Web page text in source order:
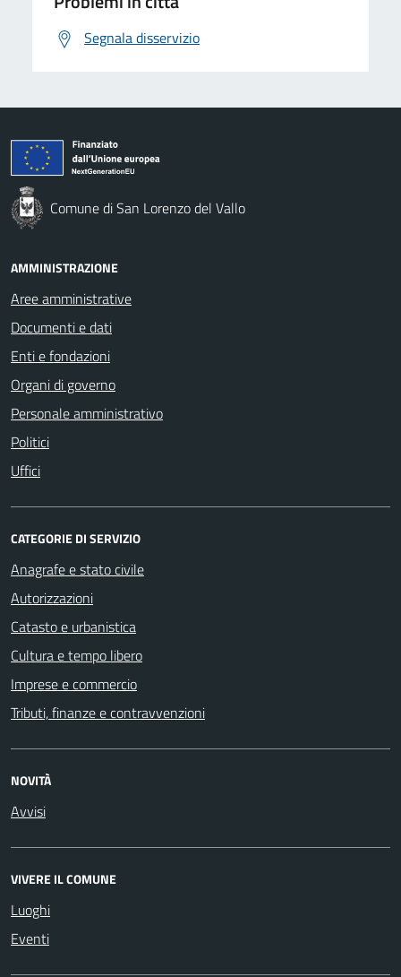
Segnala disservizio
Comune di San Lorenzo del Vallo
AMMINISTRAZIONE
Aree amministrative
Documenti e dati
Enti e fondazioni
Organi di governo
Personale amministrativo
Politici
Uffici
CATEGORIE DI SERVIZIO
Anagrafe e stato civile
Autorizzazioni
Catasto e urbanistica
Cultura e tempo libero
Imprese e commercio
Tributi, finanze e contravvenzioni
NOVITÀ
Avvisi
VIVERE IL COMUNE
Luoghi
Eventi